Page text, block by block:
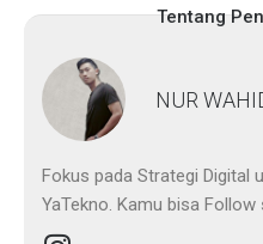
Tentang
NUR
Fokus pada Strategi Digital
YaTekno. Kamu bisa Follow